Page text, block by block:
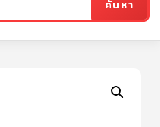
ค้นหา